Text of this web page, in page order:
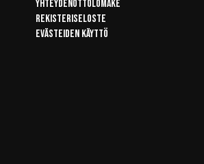
Yhteydenottolomake
Rekisteriseloste
Evästeiden käyttö